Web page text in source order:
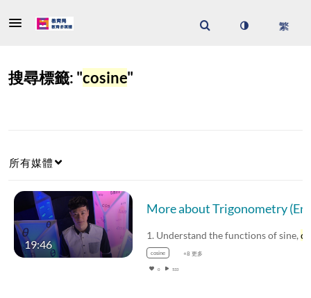
搜尋標籤: "cosine"
所有媒體
19:46
1. Understand the functions of sine,
cosine +8 更多
0 533